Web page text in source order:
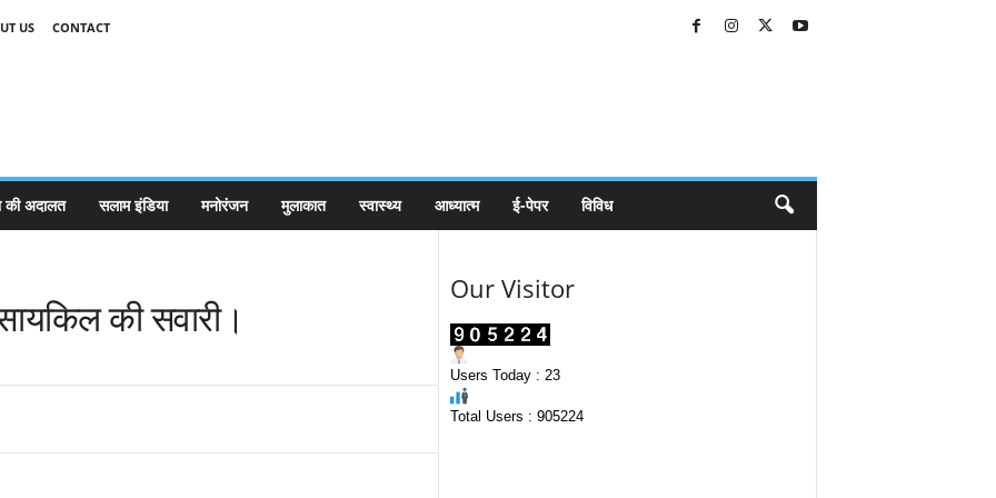
US CONTACT
की अदालत सलाम इंडिया मनोरंजन मुलाकात स्वास्थ्य आध्यात्म ई-पेपर विविध
की सवारी।
Our Visitor
Users Today : 23
Total Users : 905224